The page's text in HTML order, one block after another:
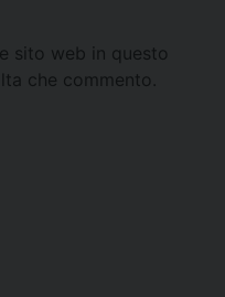
sito web in questo
che commento.